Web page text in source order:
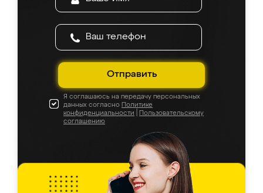
Отправить
Я соглашаюсь на передачу персональных
данных согласно Политике
конфиденциальности
Пользовательскому
соглашению